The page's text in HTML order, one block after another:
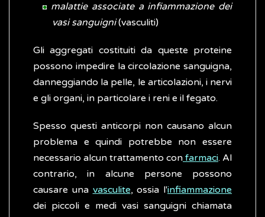
malattie associate a infiammazione dei
vasi sanguigni(vasculiti)
Gli aggregati costituiti da queste proteine
possono impedire la circolazione sanguigna,
danneggiando la pelle, le articolazioni, i nervi
e gli organi, in particolare i reni e il fegato.
Spesso questi anticorpi non causano alcun
problema e quindi potrebbe non essere
necessario alcun trattamento con farmaci. Al
contrario, in alcune persone possono
causare una vasculite, ossia l'infiammazione
dei piccoli e medi vasi sanguigni chiamata